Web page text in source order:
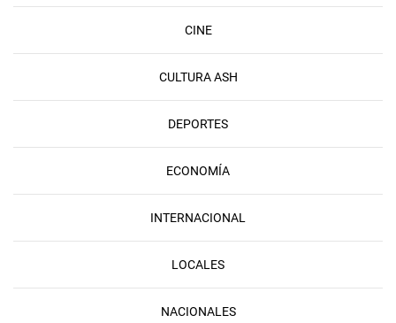
CINE
CULTURA ASH
DEPORTES
ECONOMÍA
INTERNACIONAL
LOCALES
NACIONALES